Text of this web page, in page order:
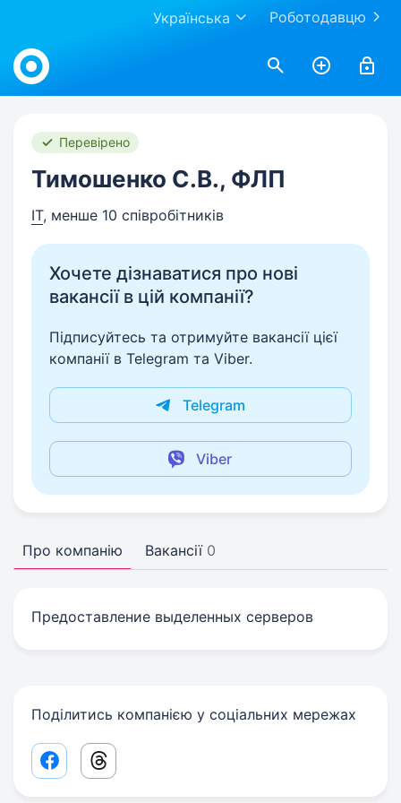
Роботодавцю
Українська
Work.ua
Перевірено
Тимошенко С.В., ФЛП
IT, менше 10 співробітників
Хочете дізнаватися про нові
вакансії в цій компанії?
Підписуйтесь та отримуйте вакансії цієї
компанії в Telegram та Viber.
Telegram
Viber
Про компанію Вакансії 0
Предоставление выделенных серверов
Поділитись компанією у соціальних мережах
Facebook share link
Threads share link